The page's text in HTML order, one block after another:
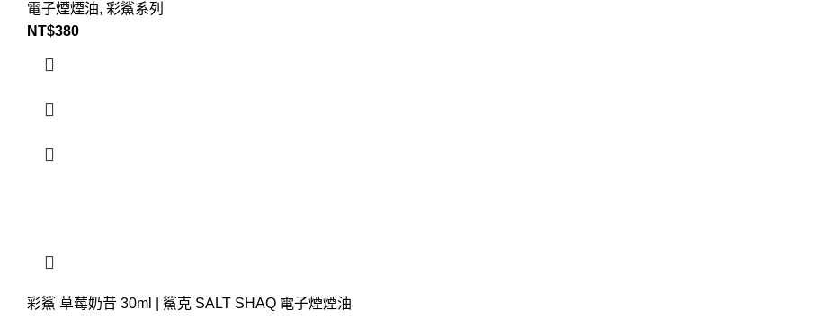
電子煙煙油, 彩鯊系列
NT$380
彩鯊 草莓奶昔 30ml | 鯊克 SALT SHAQ 電子煙煙油